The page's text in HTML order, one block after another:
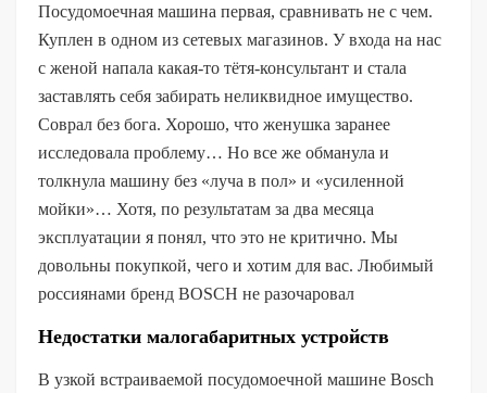
Посудомоечная машина первая, сравнивать не с чем.
Куплен в одном из сетевых магазинов. У входа на нас
с женой напала какая-то тётя-консультант и стала
заставлять себя забирать неликвидное имущество.
Соврал без бога. Хорошо, что женушка заранее
исследовала проблему… Но все же обманула и
толкнула машину без «луча в пол» и «усиленной
мойки»… Хотя, по результатам за два месяца
эксплуатации я понял, что это не критично. Мы
довольны покупкой, чего и хотим для вас. Любимый
россиянами бренд BOSCH не разочаровал
Недостатки малогабаритных устройств
В узкой встраиваемой посудомоечной машине Bosch